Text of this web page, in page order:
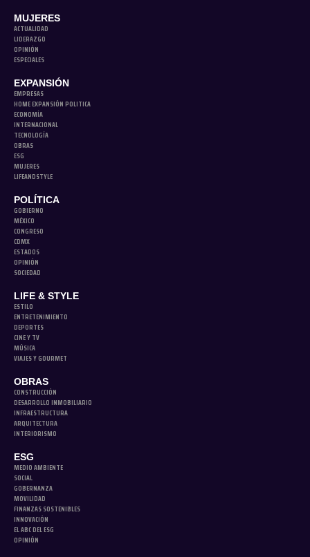
MUJERES
ACTUALIDAD
LIDERAZGO
OPINIÓN
ESPECIALES
EXPANSIÓN
EMPRESAS
HOME EXPANSIÓN POLITICA
ECONOMÍA
INTERNACIONAL
TECNOLOGÍA
OBRAS
ESG
MUJERES
LIFEANDSTYLE
POLÍTICA
GOBIERNO
MÉXICO
CONGRESO
CDMX
ESTADOS
OPINIÓN
SOCIEDAD
LIFE & STYLE
ESTILO
ENTRETENIMIENTO
DEPORTES
CINE Y TV
MÚSICA
VIAJES Y GOURMET
OBRAS
CONSTRUCCIÓN
DESARROLLO INMOBILIARIO
INFRAESTRUCTURA
ARQUITECTURA
INTERIORISMO
ESG
MEDIO AMBIENTE
SOCIAL
GOBERNANZA
MOVILIDAD
FINANZAS SOSTENIBLES
INNOVACIÓN
EL ABC DEL ESG
OPINIÓN